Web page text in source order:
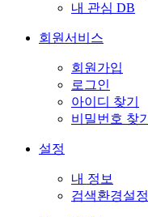
내 관심 DB
회원서비스
회원가입
로그인
아이디 찾기
비밀번호 찾기
설정
내 정보
검색환경설정